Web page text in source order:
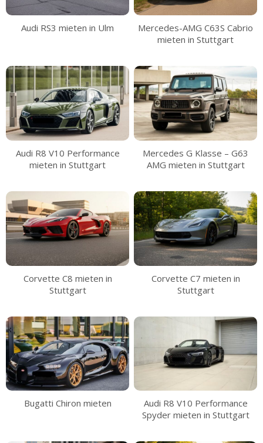
Audi RS3 mieten in Ulm
Mercedes-AMG C63S Cabrio
mieten in Stuttgart
Audi R8 V10 Performance
mieten in Stuttgart
Mercedes G Klasse – G63
AMG mieten in Stuttgart
Corvette C8 mieten in
Stuttgart
Corvette C7 mieten in
Stuttgart
Bugatti Chiron mieten
Audi R8 V10 Performance
Spyder mieten in Stuttgart